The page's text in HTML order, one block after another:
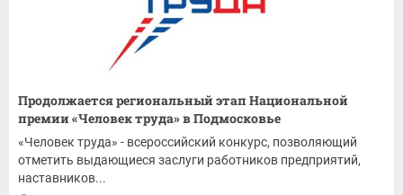
Продолжается региональный этап Национальной
премии «Человек труда» в Подмосковье
«Человек труда» - всероссийский конкурс, позволяющий
отметить выдающиеся заслуги работников предприятий,
наставников...